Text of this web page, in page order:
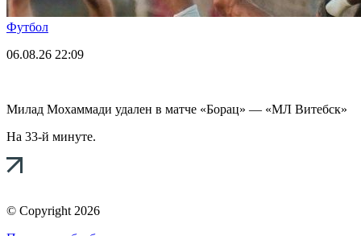
Футбол
06.08.26 22:09
Милад Мохаммади удален в матче «Борац» — «МЛ Витебск»
На 33-й минуте.
© Copyright 2026